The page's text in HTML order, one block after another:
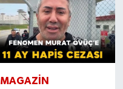
MAGAZIN